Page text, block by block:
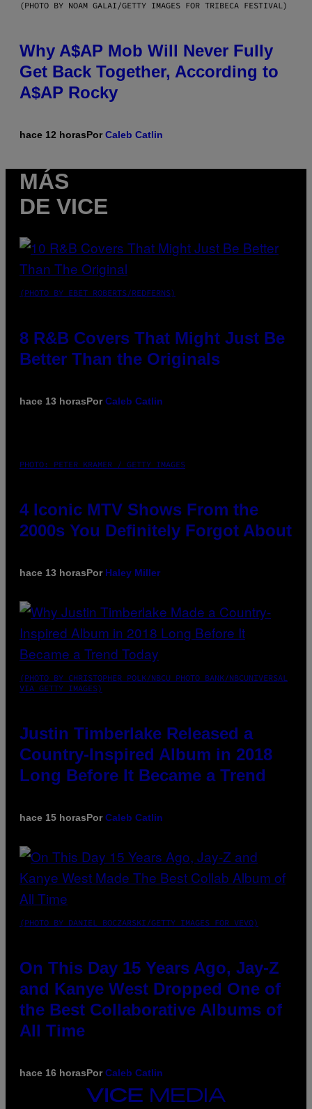
(PHOTO BY NOAM GALAI/GETTY IMAGES FOR TRIBECA FESTIVAL)
Why A$AP Mob Will Never Fully
Get Back Together, According to
A$AP Rocky
hace 12 horasPorCaleb Catlin
MÁS
DE VICE
(PHOTO BY EBET ROBERTS/REDFERNS)
8 R&B Covers That Might Just Be
Better Than the Originals
hace 13 horasPorCaleb Catlin
PHOTO: PETER KRAMER / GETTY IMAGES
4 Iconic MTV Shows From the
2000s You Definitely Forgot About
hace 13 horasPor Haley Miller
(PHOTO BY CHRISTOPHER POLK/NBCU PHOTO BANK/NBCUNIVERSAL
VIA GETTY IMAGES)
Justin Timberlake Released a
Country-Inspired Album in 2018
Long Before It Became a Trend
hace 15 horasPorCaleb Catlin
(PHOTO BY DANIEL BOCZARSKI/GETTY IMAGES FOR VEVO)
On This Day 15 Years Ago, Jay-Z
and Kanye West Dropped One of
the Best Collaborative Albums of
All Time
hace 16 horasPorCaleb Catlin
VICE
MEDIA